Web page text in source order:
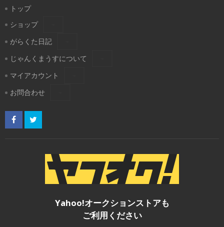
トップ
ショップ
がらくた日記
じゃんくまうすについて
マイアカウント
お問合わせ
Yahoo!オークションストアも
ご利用ください